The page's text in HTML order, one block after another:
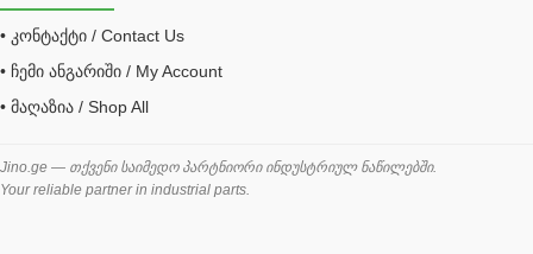
შემაერთებელი / გადამყვანი UNF ORFS
შემაერთებელი BSPP /გადამყვანი
შესაფუთი მანქანა ვაკუმით
შლანგი
საწვავის შლანგი
• კონტაქტი / Contact Us
• ჩემი ანგარიში / My Account
• მაღაზია / Shop All
Jino.ge — თქვენი საიმედო პარტნიორი ინდუსტრიულ ნაწილებში.
Your reliable partner in industrial parts.